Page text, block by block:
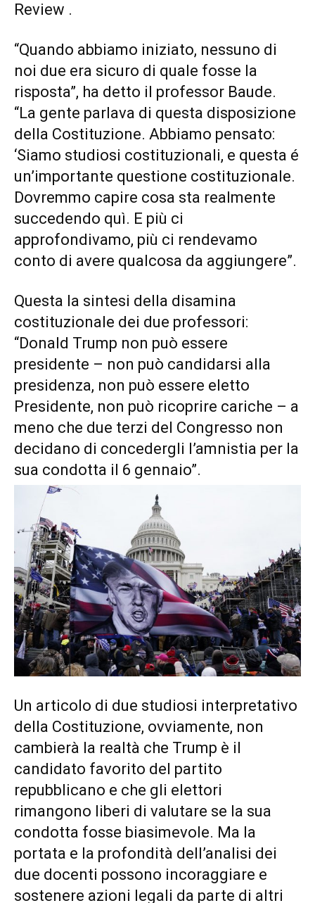
Review .
“Quando abbiamo iniziato, nessuno di
noi due era sicuro di quale fosse la
risposta”, ha detto il professor Baude.
“La gente parlava di questa disposizione
della Costituzione. Abbiamo pensato:
‘Siamo studiosi costituzionali, e questa é
un’importante questione costituzionale.
Dovremmo capire cosa sta realmente
succedendo quì. E più ci
approfondivamo, più ci rendevamo
conto di avere qualcosa da aggiungere”.
Questa la sintesi della disamina
costituzionale dei due professori:
“Donald Trump non può essere
presidente – non può candidarsi alla
presidenza, non può essere eletto
Presidente, non può ricoprire cariche – a
meno che due terzi del Congresso non
decidano di concedergli l’amnistia per la
sua condotta il 6 gennaio”.
Un articolo di due studiosi interpretativo
della Costituzione, ovviamente, non
cambierà la realtà che Trump è il
candidato favorito del partito
repubblicano e che gli elettori
rimangono liberi di valutare se la sua
condotta fosse biasimevole. Ma la
portata e la profondità dell’analisi dei
due docenti possono incoraggiare e
sostenere azioni legali da parte di altri